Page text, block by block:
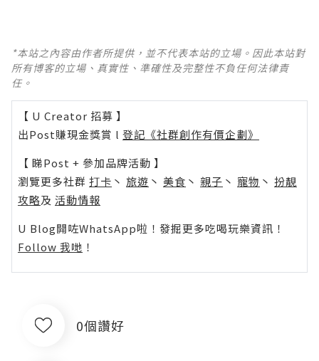
*本站之內容由作者所提供，並不代表本站的立場。因此本站對
所有博客的立場、真實性、準確性及完整性不負任何法律責
任。
【 U Creator 招募 】
出Post賺現金獎賞 l 登記《社群創作有價企劃》
【 睇Post + 參加品牌活動 】
瀏覽更多社群 打卡 丶 旅遊 丶 美食 丶 親子 丶 寵物 丶 扮靚
攻略及 活動情報
U Blog開咗WhatsApp啦！發掘更多吃喝玩樂資訊！
Follow 我哋 ！
0個讚好